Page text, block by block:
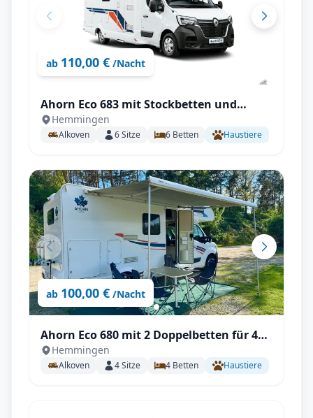
ab 110,00 € /Nacht
Ahorn Eco 683 mit Stockbetten und
Doppelbett für 6 Personen
Hemmingen
Alkoven 6Sitze 6 Betten Haustiere
ab 100,00 € /Nacht
Ahorn Eco 680 mit 2 Doppelbetten für 4
Person
Hemmingen
Alkoven 4Sitze 4 Betten Haustiere